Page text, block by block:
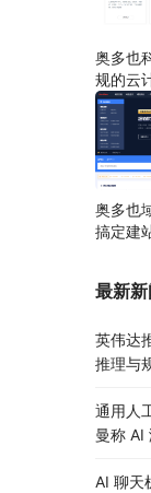
奥多也
规的云
奥多也
搞定建
最新新
英伟达
推理与
通用人
曼称 AI
AI 聊天